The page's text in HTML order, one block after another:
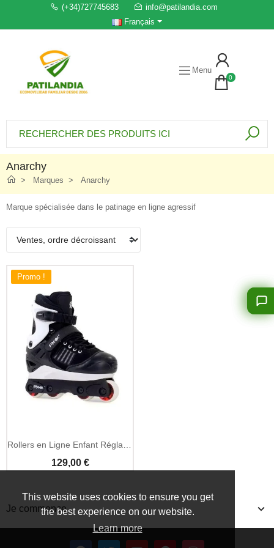
This website uses cookies to ensure you get
the best experience on our website.
Learn more
(+34)727745683
info@patilandia.com
Français
Menu
0
Anarchy
Marques Anarchy
Je commence
Marque spécialisée dans le patinage en ligne agressif
Promo !
Rollers en Ligne Enfant Réglables - Anarchy Panik III
129,00 €